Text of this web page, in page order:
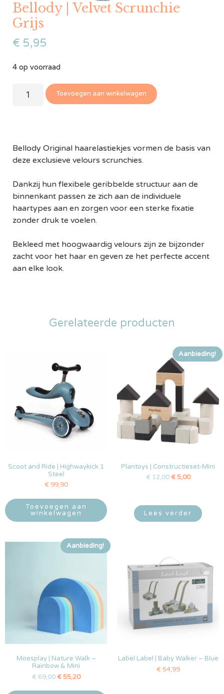
Bellody | Velvet Scrunchie
Grijs
€ 5,95
4 op voorraad
Toevoegen aan winkelwagen
Bellody Original haarelastiekjes vormen de basis van
deze exclusieve velours scrunchies.
Dankzij hun flexibele geribbelde structuur aan de
binnenkant passen ze zich aan de individuele
haartypes aan en zorgen voor een sterke fixatie
zonder druk te voelen.
Bekleed met hoogwaardig velours zijn ze bijzonder
zacht voor het haar en geven ze het perfecte accent
aan elke look.
Gerelateerde producten
Scoot and Ride | Highwaykick 1
Steel
€ 99,90
Toevoegen aan
winkelwagen
Aanbieding!
Plantoys | Constructieset-Mini
€ 12,00 €5,00
Lees verder
Aanbieding!
Moesplay | Nature Walk –
Rainbow & Mini
€ 69,00 €55,20
Label Label | Baby Walker – Blue
€ 54,99